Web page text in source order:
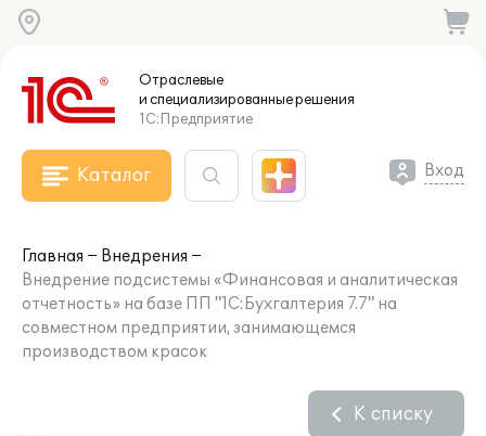
Отраслевые
и специализированныерешения
1С:Предприятие
Каталог Вход
Главная
Внедрения
Внедрение подсистемы «Финансовая и аналитическая
отчетность» на базе ПП "1С:Бухгалтерия 7.7" на
совместном предприятии, занимающемся
производством красок
К списку